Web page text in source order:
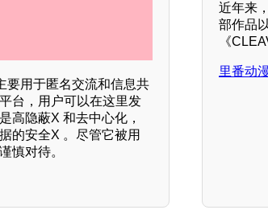
要用于匿名交流和信息共
台，用户可以在这里发
高隐蔽X 和去中心化，
的安全X 。尽管它被用
慎对待。
近年来
部作品
《
里番动